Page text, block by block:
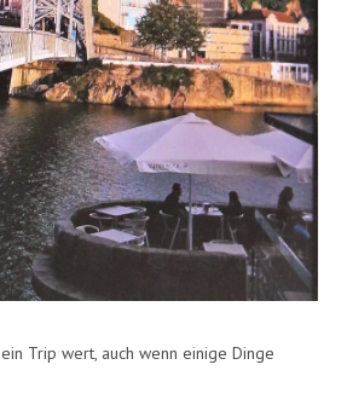
Trip wert, auch wenn einige Dinge